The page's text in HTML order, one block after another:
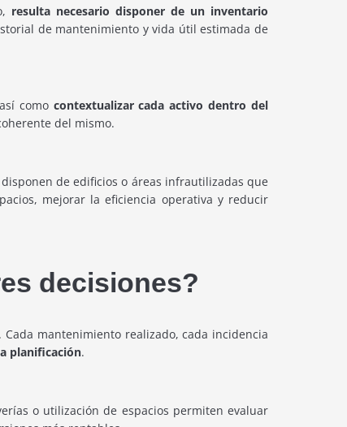
resulta necesario disponer de un inventario
de mantenimiento y vida útil estimada de
como contextualizar cada activo dentro del
del mismo.
de edificios o áreas infrautilizadas que
mejorar la eficiencia operativa y reducir
decisiones?
. Cada mantenimiento realizado, cada incidencia
planificación.
o utilización de espacios permiten evaluar